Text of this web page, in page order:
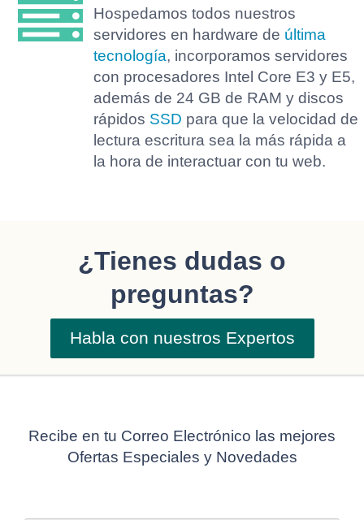
Hospedamos todos nuestros
servidores en hardware de última
tecnología, incorporamos servidores
con procesadores Intel Core E3 y E5,
además de 24 GB de RAM y discos
rápidos SSD para que la velocidad de
lectura escritura sea la más rápida a
la hora de interactuar con tu web.
¿Tienes dudas o
preguntas?
Habla con nuestros Expertos
Recibe en tu Correo Electrónico las mejores
Ofertas Especiales y Novedades